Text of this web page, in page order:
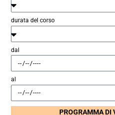
durata del corso
dal
al
PROGRAMMA DI